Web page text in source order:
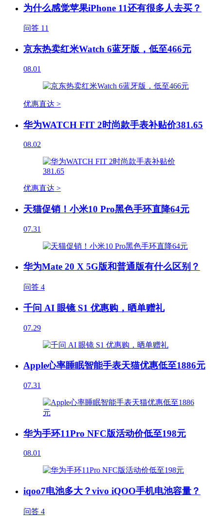
为什么感觉苹果iPhone 11还有很多人去买？
问答 11
京东热卖红米Watch 6蓝牙版，低至466元
08.01
优惠直达 >
华为WATCH FIT 2时尚款手表补贴价381.65
08.02
优惠直达 >
天猫促销！小米10 Pro黑色手环直降64元
07.31
华为Mate 20 X 5G版和普通版有什么区别？
问答 4
千问 AI 眼镜 S1 优惠购，晒单赠礼
07.29
Apple心率睡眠智能手表天猫优惠低至1886元
07.31
华为手环11Pro NFC版活动价低至198元
08.01
iqoo7电池多大？vivo iQOO手机电池容量？
问答 4